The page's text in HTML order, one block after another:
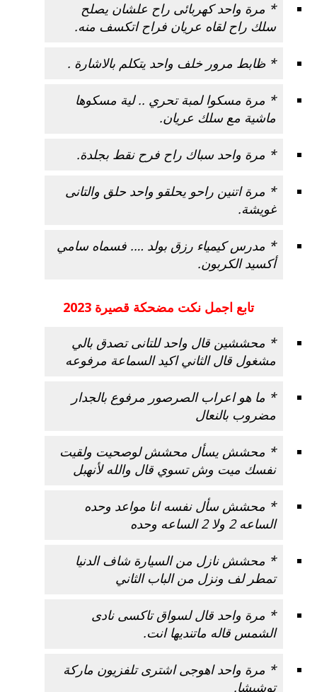
* مرة واحد كهربائى راح علشان يصلح
سلك راح لقاه عريان فراح اتكسف منه.
* ظابط مرور خلف واحد يتكلم بالاشارة .
* مرة مسكوا لمبة تحري .. لية مسكوها
ماشية مع سلك عريان.
* مرة واحد سباك راح فرح نقط بجلدة.
* مرة اتنين راحو يحلقو واحد حلق والتانى
غويشة.
* مدرس كيمياء رزق بولد …. فسماه سامي
أكسيد الكربون.
تابع اجمل نكت مضحكة قصيرة 2023
* محششين قال واحد للتانى تصدق بالي
مشغول قال الثاني اكيد السماعة مرفوعه
* ما هو اعراب الصرصور مرفوع بالجدار
مضروب بالنعال
* محشش يسأل محشش لوصحيت ولقيت
نفسك ميت وش تسوي قال والله لأنهبل
* محشش سأل نفسه انا مواعد وحده
الساعه 2 ولا 2 الساعه وحده
* محشش نازل من السيارة شاف الدنيا
تمطر لف ونزل من الباب الثاني
* مرة واحد قال لسواق تاكسى نادى
الشمس قاله ماتنديها انت.
* مرة واحد اهوجى اشترى تلفزيون ماركة
توشيشا.